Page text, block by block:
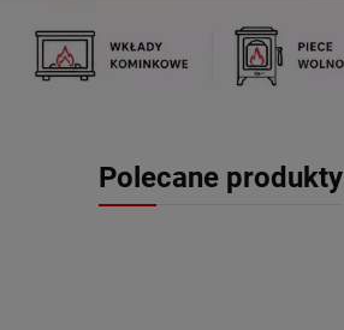
Polecane produkty